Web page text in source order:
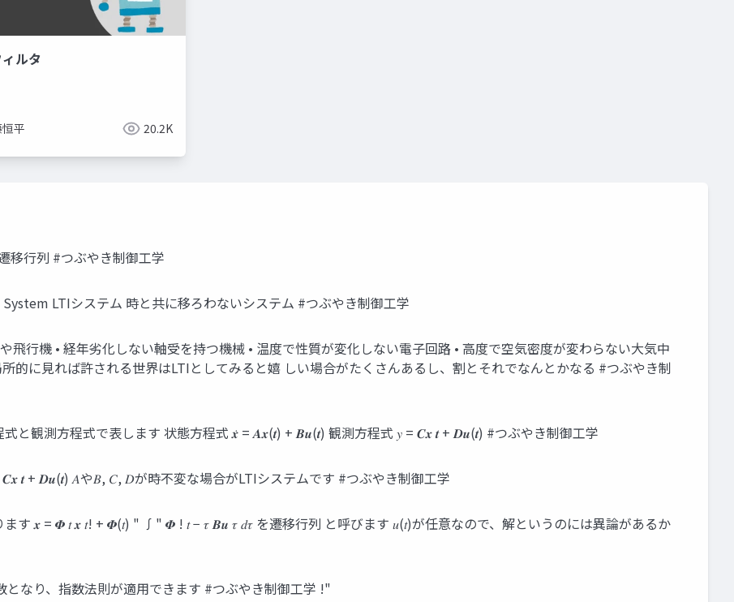
ルタ
平 20.2K
移行列 #つぶやき制御工学
LTIシステム 時と共に移ろわないシステム #つぶやき制御工学
飛行機 • 経年劣化しない軸受を持つ機械 • 温度で性質が変化しない電子回路 • 高度で空気密度が変わらない大気中
的に見れば許される世界はLTIとしてみると嬉 しい場合がたくさんあるし、割とそれでなんとかなる #つぶやき制
と観測方程式で表します 状態方程式 𝒙̇ = 𝑨𝒙(𝒕) + 𝑩𝒖(𝒕) 観測方程式 𝑦 = 𝑪𝒙 𝒕 + 𝑫𝒖(𝒕) #つぶやき制御工学
𝒕 + 𝑫𝒖(𝒕) 𝐴や𝐵, 𝐶, 𝐷が時不変な場合がLTIシステムです #つぶやき制御工学
す 𝒙 = 𝜱 𝑡 𝒙 𝑡! + 𝜱(𝑡) " ∫" 𝜱 ! 𝑡 − 𝜏 𝑩𝒖 𝜏 𝑑𝜏 を遷移行列 と呼びます 𝑢(𝑡)が任意なので、解というのには異論があるか
なり、指数法則が適用できます #つぶやき制御工学 !"